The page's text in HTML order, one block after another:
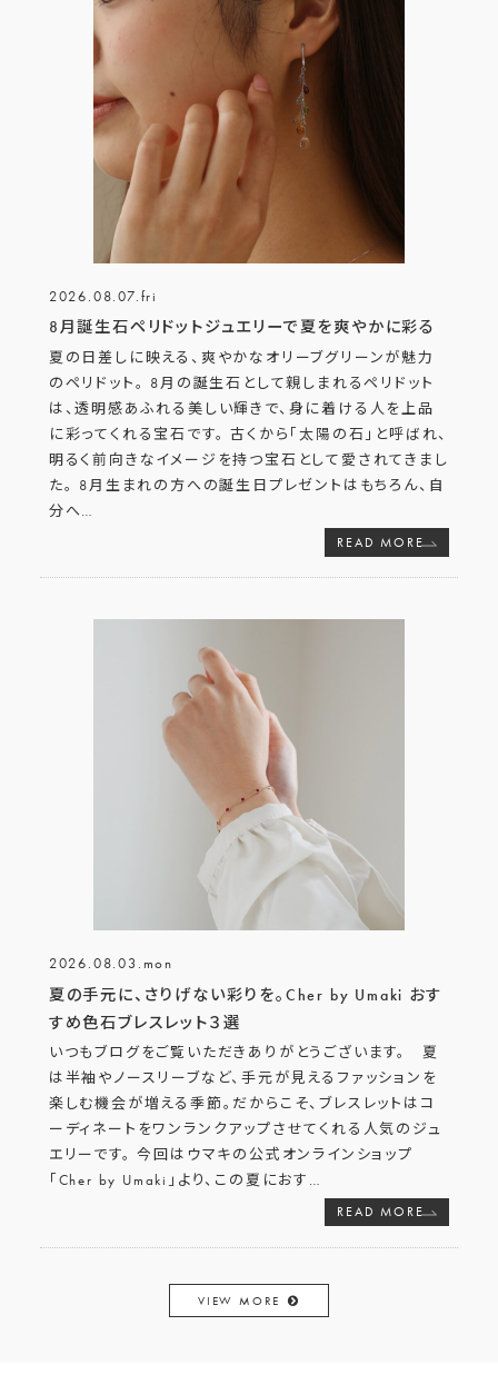
2026.08.07.fri
8月誕生石ペリドットジュエリーで夏を爽やかに彩る
夏の日差しに映える、爽やかなオリーブグリーンが魅力
のペリドット。 8月の誕生石として親しまれるペリドット
は、透明感あふれる美しい輝きで、身に着ける人を上品
に彩ってくれる宝石です。 古くから「太陽の石」と呼ばれ、
明るく前向きなイメージを持つ宝石として愛されてきまし
た。 8月生まれの方への誕生日プレゼントはもちろん、自
分へ…
READ MORE
2026.08.03.mon
夏の手元に、さりげない彩りを。Cher by Umaki おす
すめ色石ブレスレット３選
いつもブログをご覧いただきありがとうございます。 夏
は半袖やノースリーブなど、手元が見えるファッションを
楽しむ機会が増える季節。だからこそ、ブレスレットはコ
ーディネートをワンランクアップさせてくれる人気のジュ
エリーです。 今回はウマキの公式オンラインショップ
「Cher by Umaki」より、この夏におす …
READ MORE
VIEW MORE